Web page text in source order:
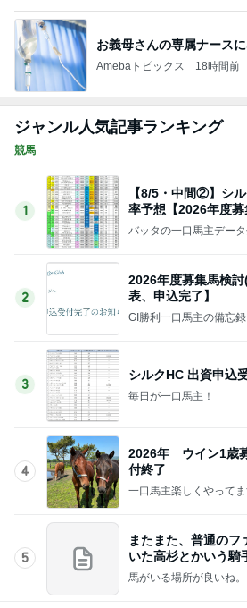
お義母さんの専属ナース
Amebaトピックス 18時間前
ジャンル人気記事ランキング
競馬
1
【8/5・中間②】シ
率予想【2026年度募
バッタの一口馬主デー
2
2026年度募集馬検
表、申込完了】
GI勝利一口馬主の備忘録
3
シルクHC 出資申込
毎日が一口馬主！
4
2026年 ウイン1歳
付終了
一口馬主楽しくやって
5
またまた、普通のフ
いた高杉とかいう騎
馬がいる場所が良いね。